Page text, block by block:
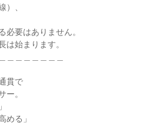
）、
必要はありません。
は始まります。
貫で
ー。
める」